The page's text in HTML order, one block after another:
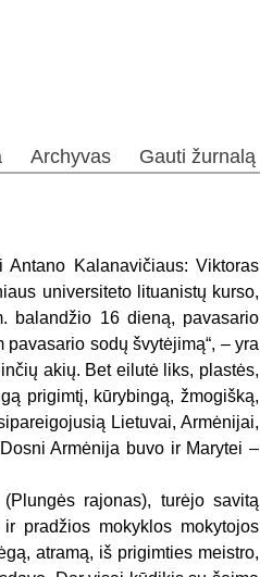
Archyvas Gauti žurnalą
Kalanavičiaus: Viktoras
universiteto lituanistų kurso,
balandžio 16 dieną, pavasario
sodų švytėjimą“, – yra
akių. Bet eilutė liks, plastės,
prigimtį, kūrybingą, žmogišką,
Lietuvai, Armėnijai,
Armėnija buvo ir Marytei –
rajonas), turėjo savitą
pradžios mokyklos mokytojos
atramą, iš prigimties meistro,